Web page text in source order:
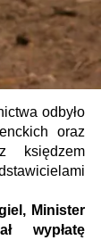
odbyło
oraz
księdzem
Minister
wypłatę